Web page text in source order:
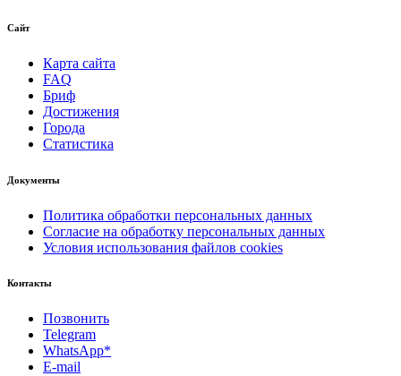
Сайт
Карта сайта
FAQ
Бриф
Достижения
Города
Статистика
Документы
Политика обработки персональных данных
Согласие на обработку персональных данных
Условия использования файлов cookies
Контакты
Позвонить
Telegram
WhatsApp*
E-mail